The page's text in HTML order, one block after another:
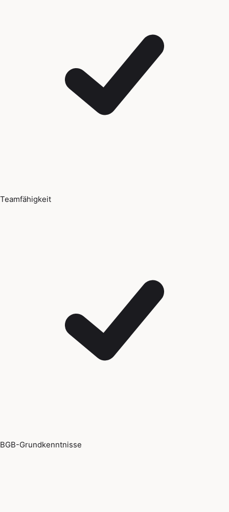
Teamfähigkeit
BGB-Grundkenntnisse